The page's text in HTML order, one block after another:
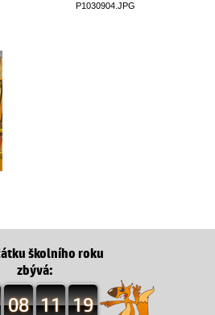
P1030904.JPG
školního roku
zbývá:
08 11 18